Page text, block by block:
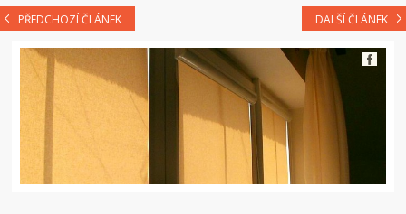
PŘEDCHOZÍ ČLÁNEK DALŠÍ ČLÁNEK